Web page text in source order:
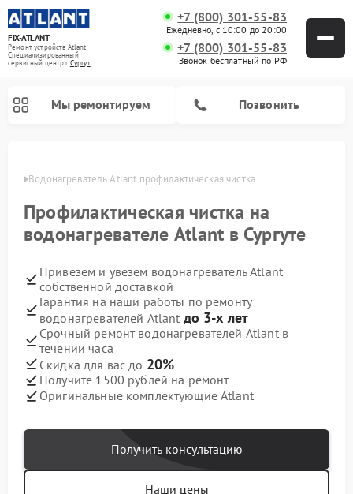
FIX-ATLANT
Ремонт устройств Atlant
Специализированный
cервисный центр г.Сургут
+7 (800) 301-55-83
Ежедневно, с 10:00 до 20:00
+7 (800) 301-55-83
Звонок бесплатный по РФ
Мы ремонтируем Позвонить
Водонагреватель Atlant профилактическая чистка
Профилактическая чистка на
водонагревателе Atlant в Сургуте
Привезем и увезем водонагреватель Atlant
собственной доставкой
Гарантия на наши работы по ремонту
водонагревателей Atlant до 3-х лет
Срочный ремонт водонагревателей Atlant в
течении часа
Скидка для вас до 20%
Получите 1500 рублей на ремонт
Оригинальные комплектующие Atlant
Получить консультацию
Наши цены